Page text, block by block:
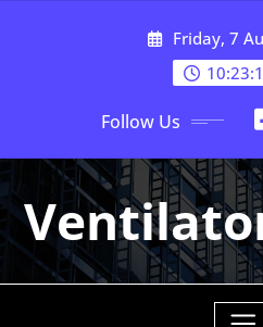
Friday, 7
Follow Us